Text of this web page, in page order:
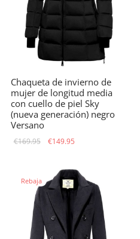
Chaqueta de invierno de
mujer de longitud media
con cuello de piel Sky
(nueva generación) negro
Versano
€169.95
El precio
era:
€169.95.
€149.95
es:
€149.95.
Rebaja